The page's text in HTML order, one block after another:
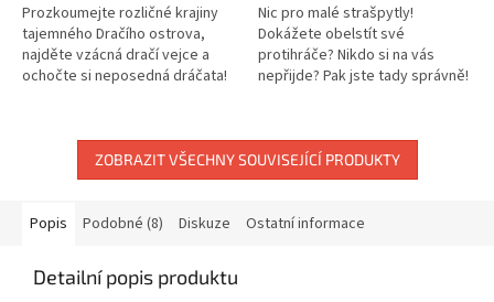
Prozkoumejte rozličné krajiny
tajemného Dračího ostrova,
najděte vzácná dračí vejce a
ochočte si neposedná dráčata!
Nic pro malé strašpytly!
Dokážete obelstít své
protihráče? Nikdo si na vás
nepřijde? Pak jste tady správně!
ZOBRAZIT VŠECHNY SOUVISEJÍCÍ PRODUKTY
Popis Podobné (8) Diskuze Ostatní informace
Detailní popis produktu